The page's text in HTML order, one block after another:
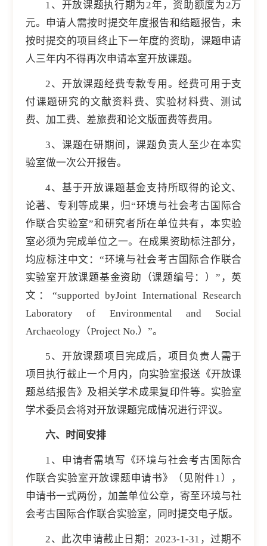
1、开放课题执行期为2年，资助额度为2万
元。申请人需按时提交年度报告和结题报告，未
按时提交的项目终止下一年度的资助，课题申请
人三年内不得再次申请本室开放课题。
2、开放课题经费专款专用。经费可用于支
付课题研究的文献资料费、实验材料费、测试
费、加工费、差旅费和论文版面费等费用。
3、课题在研期间，课题负责人至少在本实
验室做一次公开报告。
4、基于开放课题基金支持所取得的论文、
论著、专利等成果，归“环境与社会考古国际合
作联合实验室”和研究者所在单位共有，本实验
室必须为完成单位之一。在成果资助标注部分，
均应标注中文：“环境与社会考古国际合作联合
实验室开放课题基金资助（课题编号：）”，英
文：“supported byJoint International Research
Laboratory of Environmental and Social
Archaeology（Project No.）”。
5、开放课题项目完成后，项目负责人需于
项目执行截止一个月内，向实验室报送《开放课
题总结报告》及相关学术成果复印件等。实验室
学术委员会将对开放课题完成情况进行评议。
六、时间安排
1、申请者需填写 《环境与社会考古国际合
作联合实验室开放课题申请书》（见附件1），
申请书一式两份，加盖单位公章，寄至环境与社
会考古国际合作联合实验室，同时提交电子版。
2、此次申请截止日期：2023-1-31，过期不